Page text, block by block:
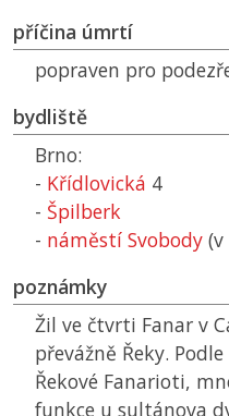
příčina úmrtí
popraven pro
bydliště
Brno:
- Křídlovická 4
- Špilberk
- náměstí Svobody
poznámky
Žil ve čtvrti Fanar v
převážně Řeky.
Řekové Fanarioti,
funkce u sultánova